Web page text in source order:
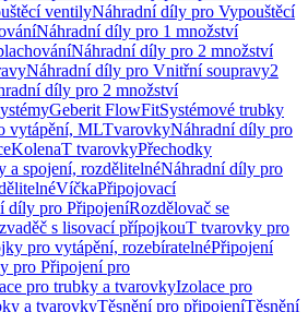
ventilyNáhradní díly pro Vypouštěcí
Náhradní díly pro 1 množství
Náhradní díly pro 2 množství
Náhradní díly pro Vnitřní soupravy2
díly pro 2 množství
Geberit FlowFitSystémové trubky
vytápění, MLTvarovkyNáhradní díly pro
KolenaT tvarovkyPřechodky
a spojení, rozdělitelnéNáhradní díly pro
VíčkaPřipojovací
díly pro PřipojeníRozdělovač se
s lisovací přípojkouT tvarovky pro
pro vytápění, rozebíratelnéPřipojení
pro Připojení pro
pro trubky a tvarovkyIzolace pro
a tvarovkyTěsnění pro připojeníTěsnění